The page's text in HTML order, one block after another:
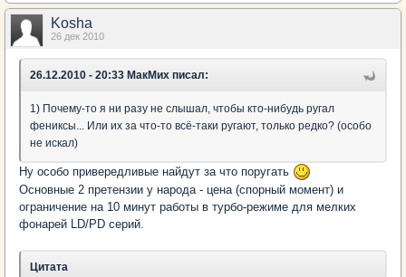
Kosha
26 дек 2010
26.12.2010 - 20:33 МакМих писал:
1) Почему-то я ни разу не слышал, чтобы кто-нибудь ругал
фениксы... Или их за что-то всё-таки ругают, только редко? (особо
не искал)
Ну особо привередливые найдут за что поругать
Основные 2 претензии у народа - цена (спорный момент) и
ограничение на 10 минут работы в турбо-режиме для мелких
фонарей LD/PD серий.
Цитата